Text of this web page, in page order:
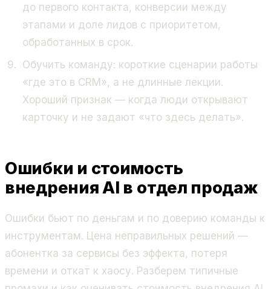
до первого контакта, конверсии между
этапами и доле лидов с приоритетом,
обработанных в срок.
Обучить команду: короткие сценарии работы
«где это в CRM», а не длинные лекции.
Хороший признак — когда люди открывают
карточку и не задают «что здесь делать».
Ошибки и стоимость
внедрения AI в отдел продаж
Ошибки бьют по деньгам и по доверию команды к
инструментам. Цена неправильных решений —
абонентка за сервисы без эффекта, потеря
времени и откат к хаосу. Разберем типичные